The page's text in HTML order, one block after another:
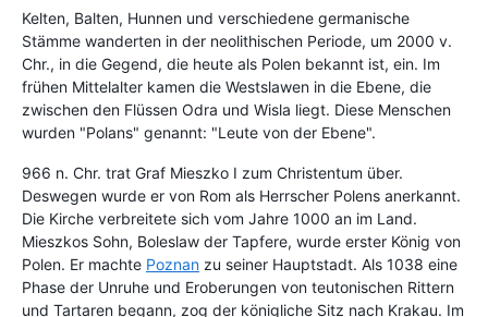
Kelten, Balten, Hunnen und verschiedene germanische
Stämme wanderten in der neolithischen Periode, um 2000 v.
Chr., in die Gegend, die heute als Polen bekannt ist, ein. Im
frühen Mittelalter kamen die Westslawen in die Ebene, die
zwischen den Flüssen Odra und Wisla liegt. Diese Menschen
wurden "Polans" genannt: "Leute von der Ebene".
966 n. Chr. trat Graf Mieszko I zum Christentum über.
Deswegen wurde er von Rom als Herrscher Polens anerkannt.
Die Kirche verbreitete sich vom Jahre 1000 an im Land.
Mieszkos Sohn, Boleslaw der Tapfere, wurde erster König von
Polen. Er machte Poznan zu seiner Hauptstadt. Als 1038 eine
Phase der Unruhe und Eroberungen von teutonischen Rittern
und Tartaren begann, zog der königliche Sitz nach Krakau. Im